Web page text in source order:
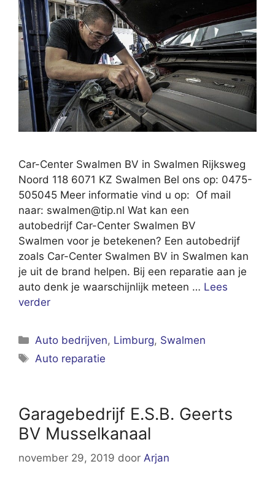
Car-Center Swalmen BV in Swalmen Rijksweg
Noord 118 6071 KZ Swalmen Bel ons op: 0475-
505045 Meer informatie vind u op: Of mail
naar: swalmen@tip.nl Wat kan een
autobedrijf Car-Center Swalmen BV
Swalmen voor je betekenen? Een autobedrijf
zoals Car-Center Swalmen BV in Swalmen kan
je uit de brand helpen. Bij een reparatie aan je
auto denk je waarschijnlijk meteen … Lees
verder
Categorieën
Auto bedrijven, Limburg, Swalmen
Tags
Auto reparatie
Garagebedrijf E.S.B. Geerts
BV Musselkanaal
november 29, 2019 door Arjan